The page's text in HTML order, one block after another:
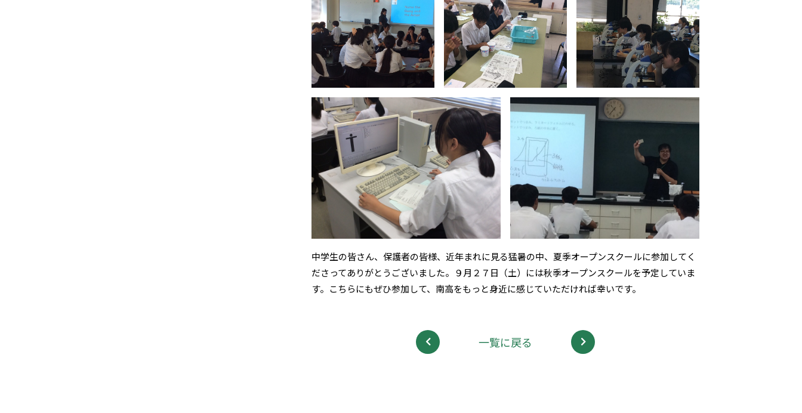
中学生の皆さん、保護者の皆様、近年まれに見る猛暑の中、夏季オープンスクールに参加してく
ださってありがとうございました。９月２７日（土）には秋季オープンスクールを予定していま
す。こちらにもぜひ参加して、南高をもっと身近に感じていただければ幸いです。
一覧に戻る